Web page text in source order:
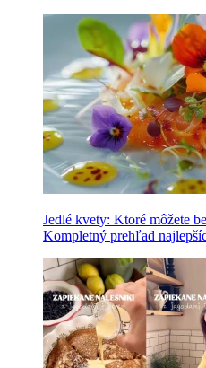
Jedlé kvety: Ktoré môžete
Kompletný prehľad